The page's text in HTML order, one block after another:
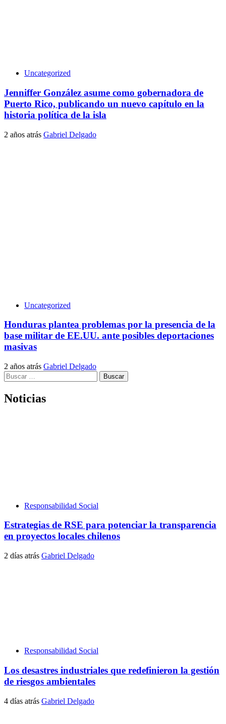
Uncategorized
Jenniffer González asume como gobernadora de
Puerto Rico, publicando un nuevo capítulo en la
historia política de la isla
2 años atrás Gabriel Delgado
Uncategorized
Honduras plantea problemas por la presencia de la
base militar de EE.UU. ante posibles deportaciones
masivas
2 años atrás Gabriel Delgado
Buscar:
Noticias
Responsabilidad Social
Estrategias de RSE para potenciar la transparencia
en proyectos locales chilenos
2 días atrás Gabriel Delgado
Responsabilidad Social
Los desastres industriales que redefinieron la gestión
de riesgos ambientales
4 días atrás Gabriel Delgado